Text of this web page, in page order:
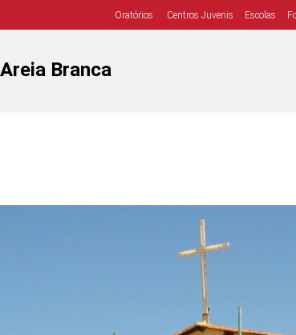
Oratórios Centros Juvenis Escolas
Branca